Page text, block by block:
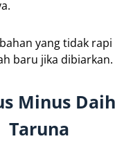
yang tidak rapi
baru jika dibiarkan.
Minus
Taruna